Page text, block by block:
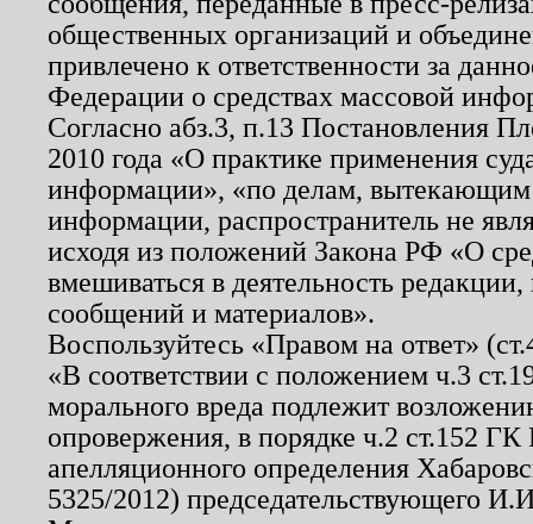
общественных организаций и
привлечено к ответственности за
Федерации о средствах массовой
Согласно абз.3, п.13 Постановления
2010 года «О практике применения
информации», «по делам, вытекающим
информации, распространитель не
исходя из положений Закона РФ «О
вмешиваться в деятельность
сообщений и материалов».
Воспользуйтесь «Правом на ответ»
«В соответствии с положением ч.3
морального вреда подлежит
опровержения, в порядке ч.2 ст.152
апелляционного определения
5325/2012) председательствующего